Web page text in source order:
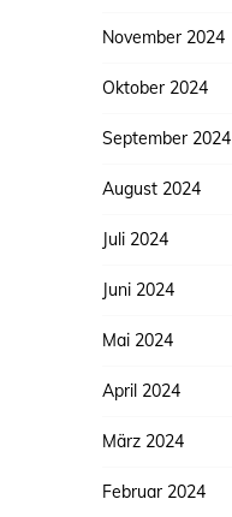
November 2024
Oktober 2024
September 2024
August 2024
Juli 2024
Juni 2024
Mai 2024
April 2024
März 2024
Februar 2024